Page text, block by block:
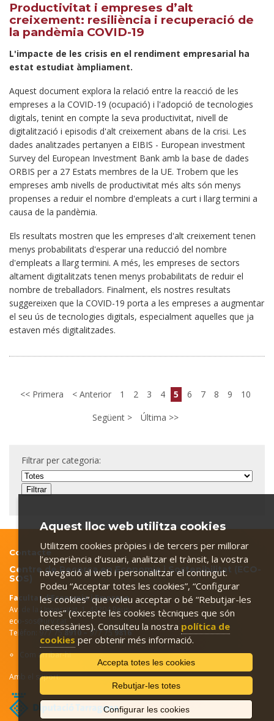
Productivitat i empreses d’alt
creixement: resiliència i recuperació de
la pandèmia COVID-19
L'impacte de les crisis en el rendiment empresarial ha
estat estudiat àmpliament.
Aquest document explora la relació entre la reacció de les
empreses a la COVID-19 (ocupació) i l'adopció de tecnologies
digitals, tenint en compte la seva productivitat, nivell de
digitalització i episodis d'alt creixement abans de la crisi. Les
dades analitzades pertanyen a EIBIS - European investment
Survey del European Investment Bank amb la base de dades
ORBIS per a 27 Estats membres de la UE. Trobem que les
empreses amb nivells de productivitat més alts són menys
propenses a reduir el nombre d'empleats a curt i llarg termini a
causa de la pandèmia.
Els resultats mostren que les empreses d'alt creixement tenen
menys probabilitats d'esperar una reducció del nombre
d'empleats a llarg termini. A més, les empreses de sectors
altament digitalitzats tenen menys probabilitats de reduir el
nombre de treballadors. Finalment, els nostres resultats
suggereixen que la COVID-19 porta a les empreses a augmentar
el seu ús de tecnologies digitals, especialment aquelles que ja
estaven més digitalitzades.
Primera Anterior 1 2 3 4 5 6 7 8 9
10
Següent
Última
Filtrar per categoria:
Contacte
Centre de Recerca en Economia i Sostenibilitat (ECO-
SOS)
Facultat d'Economia i Empresa
Av. de la Universitat, 1. 43204 Reus
eco-sos@urv.cat
Telèfon: 977 758910 –977 759816
Com arribar-hi
Amb el suport:
Aquest lloc web utilitza cookies
Utilitzem cookies pròpies i de tercers per millorar
l’experiència d’usuari, analitzar el trànsit, la vostra
navegació al web i personalitzar el contingut.
Podeu “Acceptar totes les cookies”, “Configurar
les cookies” que voleu acceptar o bé “Rebutjar-les
totes” (excepte les cookies tècniques que són
necessàries). Consulteu la nostra política de
cookies per obtenir més informació.
Accepta totes les cookies
Rebutjar-les totes
Configurar les cookies